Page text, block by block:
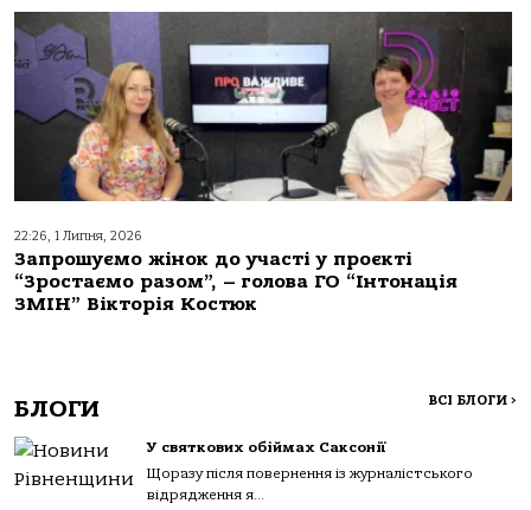
22:26, 1 Липня, 2026
Запрошуємо жінок до участі у проєкті
“Зростаємо разом”, – голова ГО “Інтонація
ЗМІН” Вікторія Костюк
БЛОГИ ВСІ БЛОГИ >
У святкових обіймах Саксонії
Щоразу після повернення із журналістського
відрядження я...